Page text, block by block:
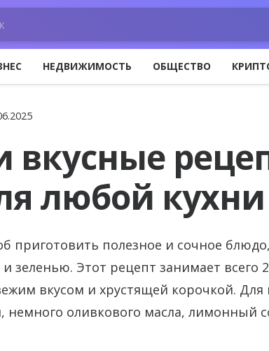
НЕДВИЖИМОСТЬ ОБЩЕСТВО
вкусные
любой кухни
приготовить полезное и сочное
зеленью. Этот рецепт занимает всего
вкусом и хрустящей корочкой.
немного оливкового масла, лимонный